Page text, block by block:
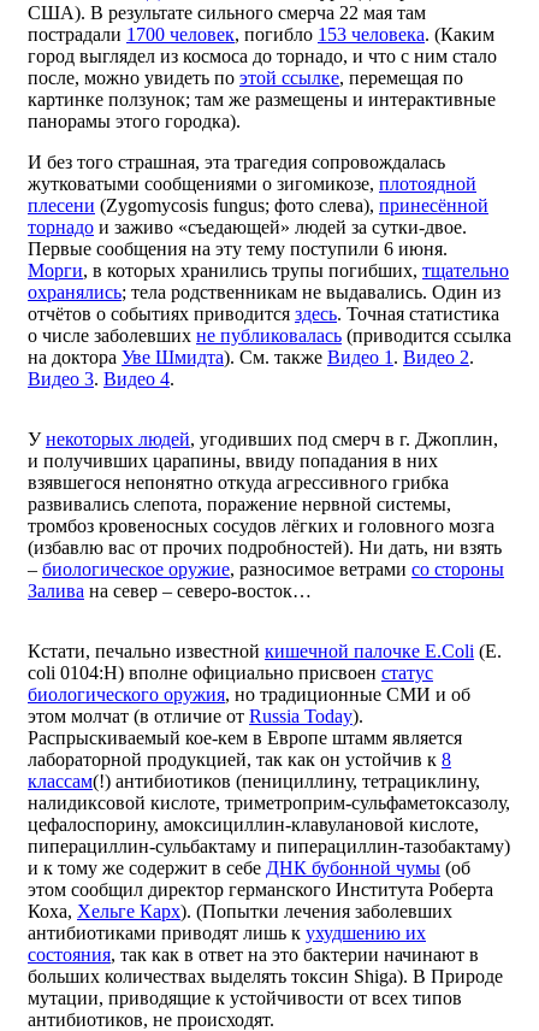
США). В результате сильного смерча 22 мая там
пострадали 1700 человек, погибло 153 человека. (Каким
город выглядел из космоса до торнадо, и что с ним стало
после, можно увидеть по этой ссылке, перемещая по
картинке ползунок; там же размещены и интерактивные
панорамы этого городка).
И без того страшная, эта трагедия сопровождалась
жутковатыми сообщениями о зигомикозе, плотоядной
плесени (Zygomycosis fungus; фото слева), принесённой
торнадо и заживо «съедающей» людей за сутки-двое.
Первые сообщения на эту тему поступили 6 июня.
Морги, в которых хранились трупы погибших, тщательно
охранялись; тела родственникам не выдавались. Один из
отчётов о событиях приводится здесь. Точная статистика
о числе заболевших не публиковалась (приводится ссылка
на доктора Уве Шмидта). См. также Видео 1 . Видео 2.
Видео 3. Видео 4.
Унекоторых людей, угодивших под смерч в г. Джоплин,
и получивших царапины, ввиду попадания в них
взявшегося непонятно откуда агрессивного грибка
развивались слепота, поражение нервной системы,
тромбоз кровеносных сосудов лёгких и головного мозга
(избавлю вас от прочих подробностей). Ни дать, ни взять
– биологическое оружие, разносимое ветрами со стороны
Залива на север – северо-восток…
Кстати, печально известной кишечной палочке E.Coli (E.
coli 0104:H) вполне официально присвоен статус
биологического оружия, но традиционные СМИ и об
этом молчат (в отличие от Russia Today).
Распрыскиваемый кое-кем в Европе штамм является
лабораторной продукцией, так как он устойчив к 8
классам(!) антибиотиков (пенициллину, тетрациклину,
налидиксовой кислоте, триметроприм-сульфаметоксазолу,
цефалоспорину, амоксициллин-клавулановой кислоте,
пиперациллин-сульбактаму и пиперациллин-тазобактаму)
и к тому же содержит в себе ДНК бубонной чумы (об
этом сообщил директор германского Института Роберта
Коха, Хельге Карх). (Попытки лечения заболевших
антибиотиками приводят лишь к ухудшению их
состояния, так как в ответ на это бактерии начинают в
больших количествах выделять токсин Shiga). В Природе
мутации, приводящие к устойчивости от всех типов
антибиотиков, не происходят.